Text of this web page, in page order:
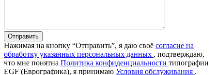
Отправить
Нажимая на кнопку “Отправить”, я даю своё согласие на
обработку указанных персональных данных , подтверждаю,
что мне понятна Политика конфиденциальности типографии
EGF (Еврографика), я принимаю Условия обслуживания .